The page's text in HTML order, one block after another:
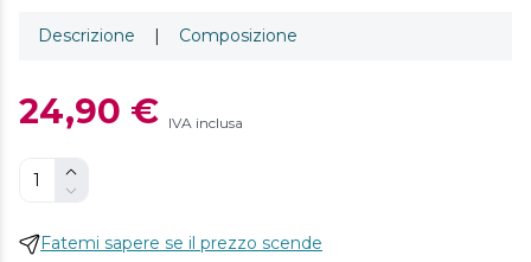
Descrizione | Composizione
24,90 € IVA inclusa
Fatemi sapere se il prezzo scende